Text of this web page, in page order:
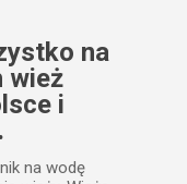
na
wież
i
na wodę